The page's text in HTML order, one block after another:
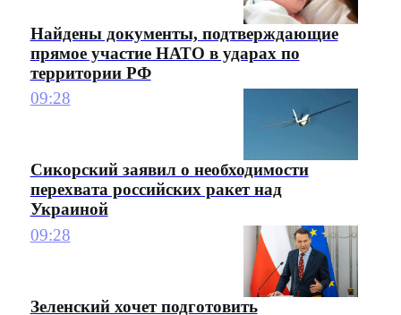
Найдены документы, подтверждающие
прямое участие НАТО в ударах по
территории РФ
09:28
Сикорский заявил о необходимости
перехвата российских ракет над
Украиной
09:28
Зеленский хочет подготовить